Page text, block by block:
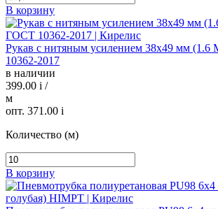
В корзину
Рукав с нитяным усилением 38х49 мм
10362-2017
в наличии
399.00 i /
м
опт. 371.00 i
Количество (м)
В корзину